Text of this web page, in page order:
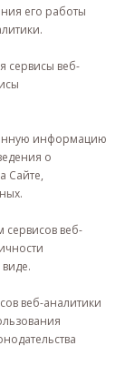
его работы
сервисы веб-
информацию
о
Сайте,
веб-
веб-аналитики